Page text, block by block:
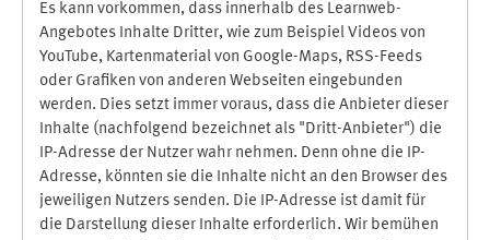
Es kann vorkommen, dass innerhalb des Learnweb-
Angebotes Inhalte Dritter, wie zum Beispiel Videos von
YouTube, Kartenmaterial von Google-Maps, RSS-Feeds
oder Grafiken von anderen Webseiten eingebunden
werden. Dies setzt immer voraus, dass die Anbieter dieser
Inhalte (nachfolgend bezeichnet als "Dritt-Anbieter") die
IP-Adresse der Nutzer wahr nehmen. Denn ohne die IP-
Adresse, könnten sie die Inhalte nicht an den Browser des
jeweiligen Nutzers senden. Die IP-Adresse ist damit für
die Darstellung dieser Inhalte erforderlich. Wir bemühen